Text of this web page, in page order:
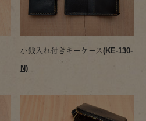
小銭入れ付きキーケース(KE-130-
N)